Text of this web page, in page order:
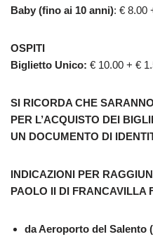
Baby (fino ai 10 anni): € 8.00
OSPITI
Biglietto Unico: € 10.00 + €
SI RICORDA CHE
PER L’ACQUISTO DEI
UN DOCUMENTO DI
INDICAZIONI PER
PAOLO II DI FRANCAVILLA
da Aeroporto del Salento